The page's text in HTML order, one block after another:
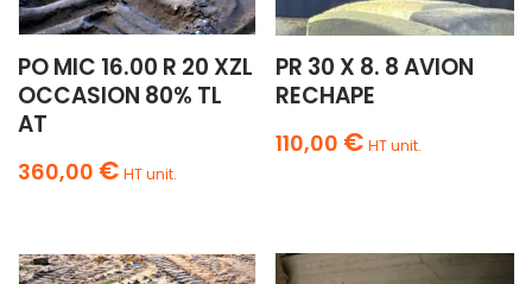
PO MIC 16.00 R 20 XZL
OCCASION 80% TL
AT
360,00 € HT unit.
PR 30 X 8. 8 AVION
RECHAPE
110,00 € HT unit.